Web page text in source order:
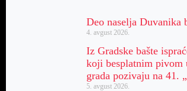
Deo naselja Duvanika
4. avgust 2026.
Iz Gradske bašte
koji besplatnim pivom
grada pozivaju na 41.
5. avgust 2026.